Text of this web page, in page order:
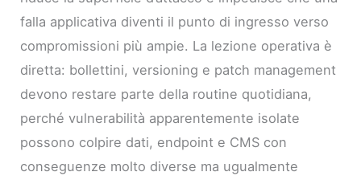
falla applicativa diventi il punto di ingresso verso
compromissioni più ampie. La lezione operativa è
diretta: bollettini, versioning e patch management
devono restare parte della routine quotidiana,
perché vulnerabilità apparentemente isolate
possono colpire dati, endpoint e CMS con
conseguenze molto diverse ma ugualmente